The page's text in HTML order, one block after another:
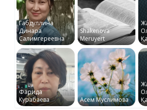
Габдуллина
Динара
Салимгереевна
Shakenova
Meruyert
Фарида
Курабаева
Асем Муслимова